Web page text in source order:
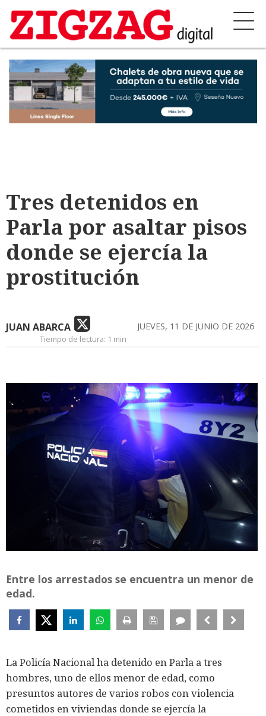
Tres detenidos en
Parla por asaltar pisos
donde se ejercía la
prostitución
JUAN ABARCA JUEVES, 11 DE JUNIO DE 2026
Tiempo de lectura: 1 min
Entre los arrestados se encuentra un menor de
edad.
La Policía Nacional ha detenido en Parla a tres
hombres, uno de ellos menor de edad, como
presuntos autores de varios robos con violencia
cometidos en viviendas donde se ejercía la